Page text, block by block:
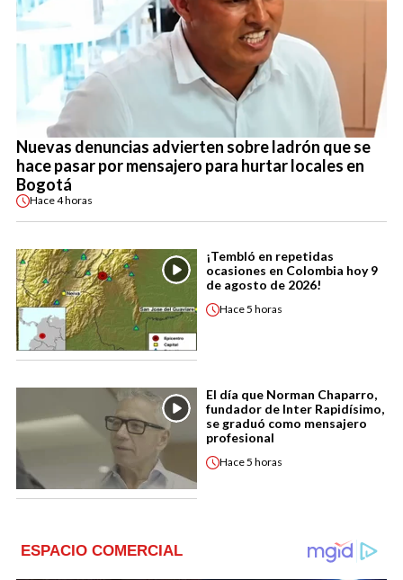
Nuevas denuncias advierten sobre ladrón que se
hace pasar por mensajero para hurtar locales en
Bogotá
Hace4 horas
¡Tembló en repetidas
ocasiones en Colombia hoy 9
de agosto de 2026!
Hace5 horas
El día que Norman Chaparro,
fundador de Inter Rapidísimo,
se graduó como mensajero
profesional
Hace5 horas